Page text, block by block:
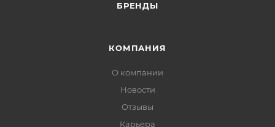
БРЕНДЫ
КОМПАНИЯ
О компании
Новости
Отзывы
Карьера